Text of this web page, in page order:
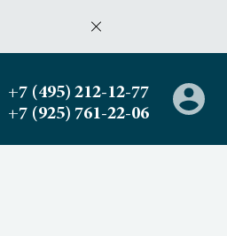
+7 (495) 212-12-77
+7 (925) 761-22-06